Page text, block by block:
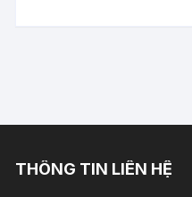
THÔNG TIN LIÊN HỆ